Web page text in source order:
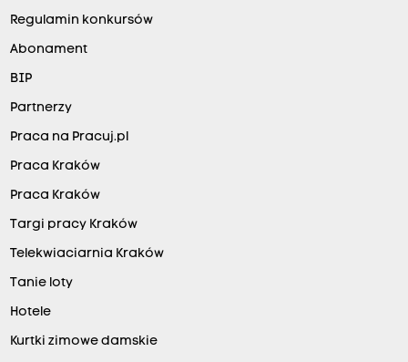
Regulamin konkursów
Abonament
BIP
Partnerzy
Praca na Pracuj.pl
Praca Kraków
Praca Kraków
Targi pracy Kraków
Telekwiaciarnia Kraków
Tanie loty
Hotele
Kurtki zimowe damskie